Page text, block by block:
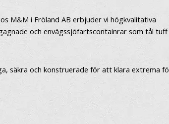
M&M i Fröland AB erbjuder vi högkvalitativa
och envägssjöfartscontainrar som tål
säkra och konstruerade för att klara extrema